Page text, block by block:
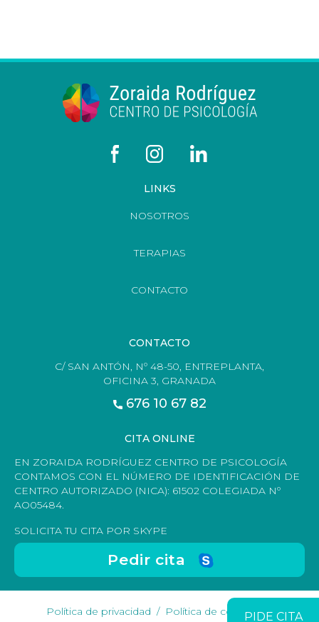
PIDE CITA
LINKS
NOSOTROS
TERAPIAS
CONTACTO
CONTACTO
C/ SAN ANTÓN, Nº 48-50, ENTREPLANTA,
OFICINA 3, GRANADA
676 10 67 82
CITA ONLINE
EN ZORAIDA RODRÍGUEZ CENTRO DE PSICOLOGÍA
CONTAMOS CON EL NÚMERO DE IDENTIFICACIÓN DE
CENTRO AUTORIZADO (NICA): 61502 COLEGIADA Nº
AO05484.
SOLICITA TU CITA POR SKYPE
Pedir cita
Política de privacidad Política de cookies